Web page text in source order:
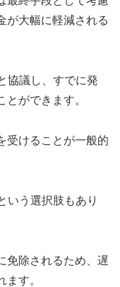
が大幅に軽減される
協議し、すでに発
ができます。
受けることが一般的
いう選択肢もあり
免除されるため、遅
す。